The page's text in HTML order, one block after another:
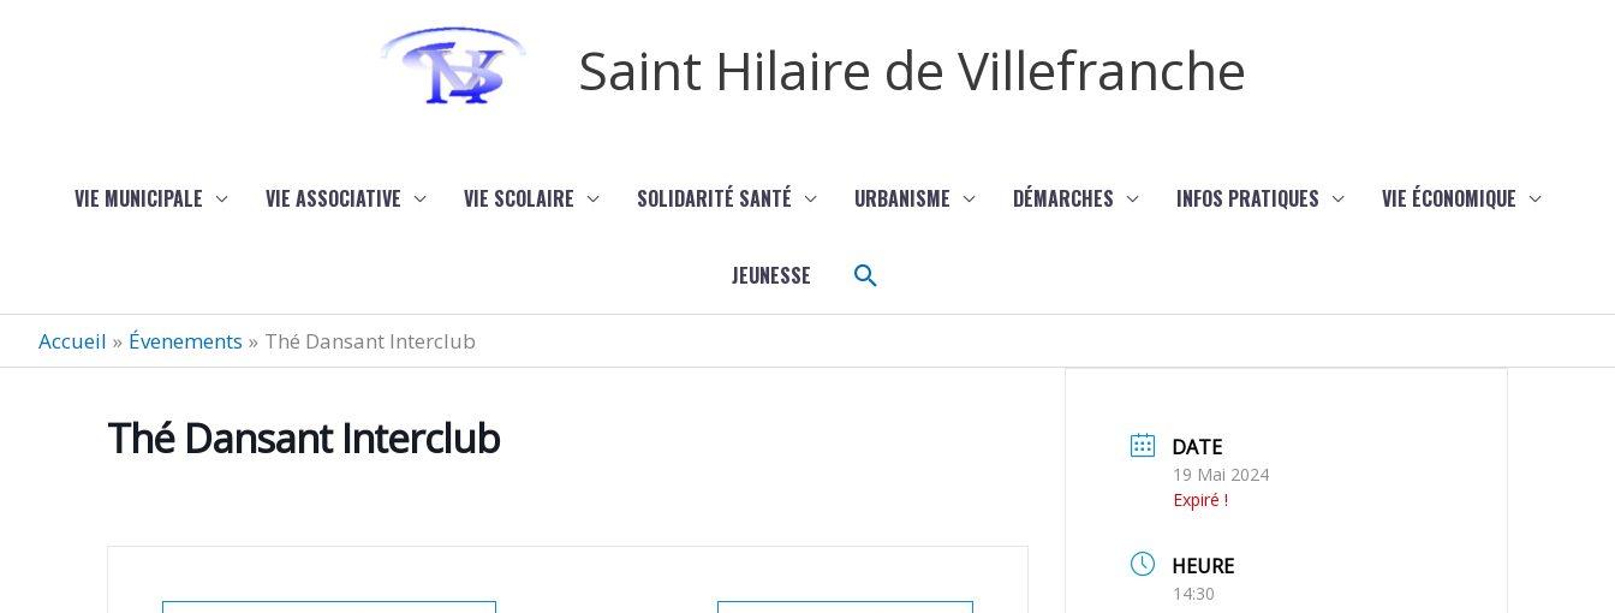
Saint Hilaire de Villefranche
VIE MUNICIPALE VIE ASSOCIATIVE VIE SCOLAIRE SOLIDARITÉ SANTÉ URBANISME DÉMARCHES INFOS PRATIQUES VIE ÉCONOMIQUE
JEUNESSE Rechercher
Accueil Évenements Thé Dansant Interclub
Thé Dansant Interclub DATE
19 Mai 2024
Expiré !
HEURE
14:30